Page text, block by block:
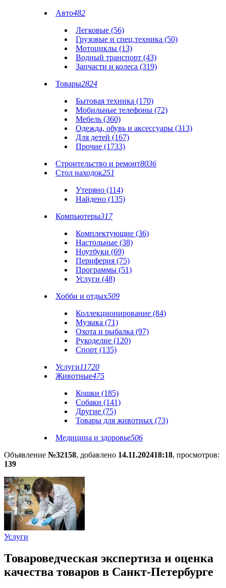
Авто482
Легковые (56)
Грузовые и спец.техника (50)
Мотоциклы (13)
Водный транспорт (43)
Запчасти и колеса (319)
Товары2824
Бытовая техника (170)
Мобильные телефоны (72)
Мебель (360)
Одежда, обувь и аксессуары (313)
Для детей (167)
Прочие (1733)
Строительство и ремонт8036
Стол находок251
Утеряно (114)
Найдено (135)
Компьютеры317
Комплектующие (36)
Настольные (38)
Ноутбуки (69)
Периферия (75)
Программы (51)
Услуги (48)
Хобби и отдых509
Коллекционирование (84)
Музыка (71)
Охота и рыбалка (97)
Рукоделие (120)
Спорт (135)
Услуги11720
Животные475
Кошки (185)
Собаки (141)
Другие (75)
Товары для животных (73)
Медицина и здоровье506
Объявление №32158, добавлено 14.11.202418:18, просмотров:
139
Услуги
Товароведческая экспертиза и оценка
качества товаров в Санкт-Петербурге